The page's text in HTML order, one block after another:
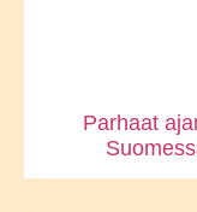
Parhaat